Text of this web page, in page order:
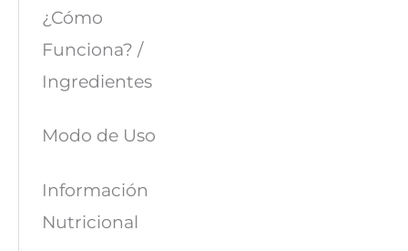
¿Cómo
Funciona? /
Ingredientes
Modo de Uso
Información
Nutricional